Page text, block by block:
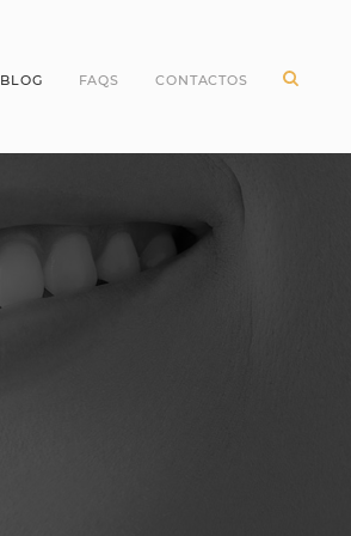
BLOG FAQS
Periodontologia
Branqueamento Dentário
CONTACTOS